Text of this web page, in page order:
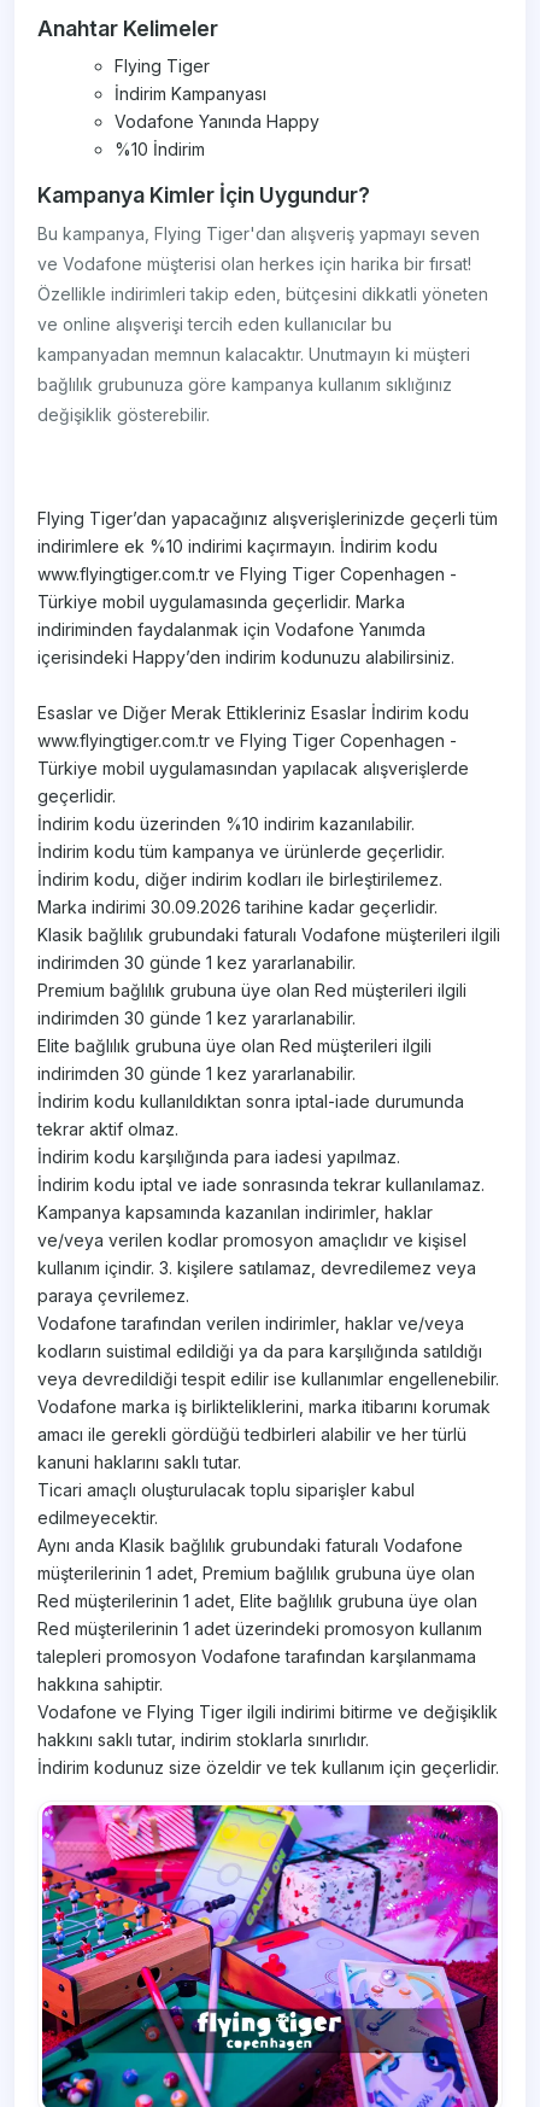
Anahtar Kelimeler
Flying Tiger
İndirim Kampanyası
Vodafone Yanında Happy
%10 İndirim
Kampanya Kimler İçin Uygundur?
Bu kampanya, Flying Tiger'dan alışveriş yapmayı seven
ve Vodafone müşterisi olan herkes için harika bir fırsat!
Özellikle indirimleri takip eden, bütçesini dikkatli yöneten
ve online alışverişi tercih eden kullanıcılar bu
kampanyadan memnun kalacaktır. Unutmayın ki müşteri
bağlılık grubunuza göre kampanya kullanım sıklığınız
değişiklik gösterebilir.
Flying Tiger’dan yapacağınız alışverişlerinizde geçerli tüm
indirimlere ek %10 indirimi kaçırmayın. İndirim kodu
www.flyingtiger.com.tr ve Flying Tiger Copenhagen -
Türkiye mobil uygulamasında geçerlidir. Marka
indiriminden faydalanmak için Vodafone Yanımda
içerisindeki Happy’den indirim kodunuzu alabilirsiniz.
Esaslar ve Diğer Merak Ettikleriniz Esaslar İndirim kodu
www.flyingtiger.com.tr ve Flying Tiger Copenhagen -
Türkiye mobil uygulamasından yapılacak alışverişlerde
geçerlidir.
İndirim kodu üzerinden %10 indirim kazanılabilir.
İndirim kodu tüm kampanya ve ürünlerde geçerlidir.
İndirim kodu, diğer indirim kodları ile birleştirilemez.
Marka indirimi 30.09.2026 tarihine kadar geçerlidir.
Klasik bağlılık grubundaki faturalı Vodafone müşterileri ilgili
indirimden 30 günde 1 kez yararlanabilir.
Premium bağlılık grubuna üye olan Red müşterileri ilgili
indirimden 30 günde 1 kez yararlanabilir.
Elite bağlılık grubuna üye olan Red müşterileri ilgili
indirimden 30 günde 1 kez yararlanabilir.
İndirim kodu kullanıldıktan sonra iptal-iade durumunda
tekrar aktif olmaz.
İndirim kodu karşılığında para iadesi yapılmaz.
İndirim kodu iptal ve iade sonrasında tekrar kullanılamaz.
Kampanya kapsamında kazanılan indirimler, haklar
ve/veya verilen kodlar promosyon amaçlıdır ve kişisel
kullanım içindir. 3. kişilere satılamaz, devredilemez veya
paraya çevrilemez.
Vodafone tarafından verilen indirimler, haklar ve/veya
kodların suistimal edildiği ya da para karşılığında satıldığı
veya devredildiği tespit edilir ise kullanımlar engellenebilir.
Vodafone marka iş birlikteliklerini, marka itibarını korumak
amacı ile gerekli gördüğü tedbirleri alabilir ve her türlü
kanuni haklarını saklı tutar.
Ticari amaçlı oluşturulacak toplu siparişler kabul
edilmeyecektir.
Aynı anda Klasik bağlılık grubundaki faturalı Vodafone
müşterilerinin 1 adet, Premium bağlılık grubuna üye olan
Red müşterilerinin 1 adet, Elite bağlılık grubuna üye olan
Red müşterilerinin 1 adet üzerindeki promosyon kullanım
talepleri promosyon Vodafone tarafından karşılanmama
hakkına sahiptir.
Vodafone ve Flying Tiger ilgili indirimi bitirme ve değişiklik
hakkını saklı tutar, indirim stoklarla sınırlıdır.
İndirim kodunuz size özeldir ve tek kullanım için geçerlidir.